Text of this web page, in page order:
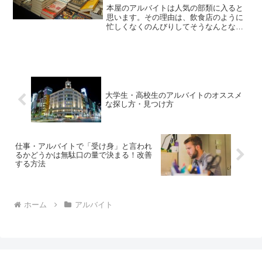
本屋のアルバイトは人気の部類に入ると
思います。その理由は、飲食店のように
忙しくなくのんびりしてそうなんとなく
大学生・高校生のアルバイトのオススメ
な探し方・見つけ方
仕事・アルバイトで「受け身」と言われ
るかどうかは無駄口の量で決まる！改善
する方法
ホーム アルバイト